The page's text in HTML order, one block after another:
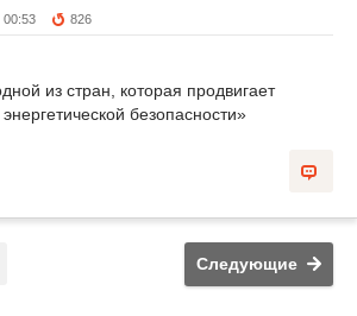
00:53 826
из стран, которая продвигает
безопасности»
Следующие